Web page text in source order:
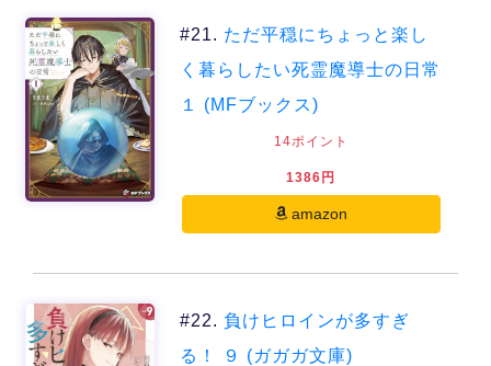
#21. ただ平穏にちょっと楽し
く暮らしたい死霊魔導士の日常
１ (MFブックス)
14ポイント
1386円
amazon
#22. 負けヒロインが多すぎ
る！ ９ (ガガガ文庫)